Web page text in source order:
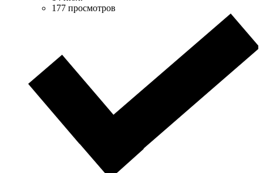
177 просмотров